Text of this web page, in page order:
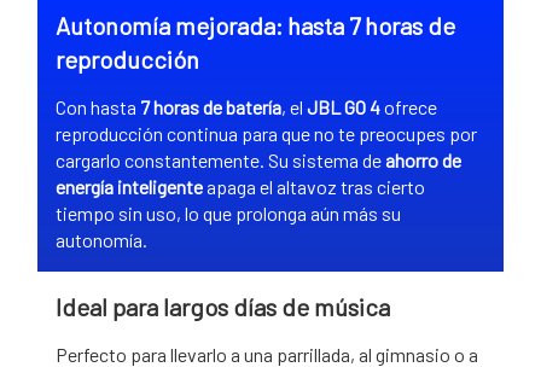
Autonomía mejorada: hasta 7 horas de
reproducción
Con hasta 7 horas de batería, el JBL GO 4ofrece
reproducción continua para que no te preocupes por
cargarlo constantemente. Su sistema deahorro de
energía inteligenteapaga el altavoz tras cierto
tiempo sin uso, lo que prolonga aún más su
autonomía.
Ideal para largos días de música
Perfecto para llevarlo a una parrillada, al gimnasio o a